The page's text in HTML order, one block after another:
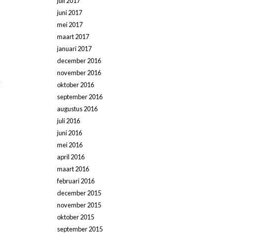
juni 2017
mei 2017
maart 2017
januari 2017
december 2016
november 2016
oktober 2016
september 2016
augustus 2016
juli 2016
juni 2016
mei 2016
april 2016
maart 2016
februari 2016
december 2015
november 2015
oktober 2015
september 2015